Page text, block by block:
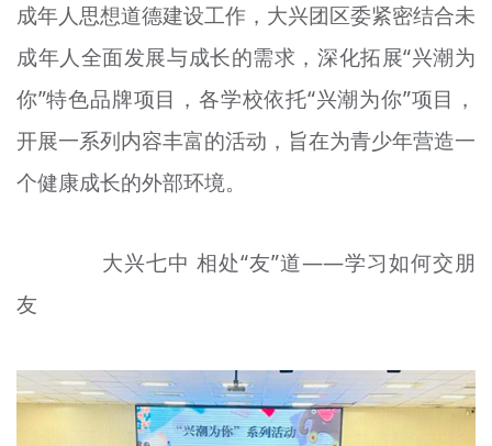
北京宣传文化引导基金
宣传思想文化人才
专题
资料库
成年人思想道德建设工作，大兴团区委紧密结合未
成年人全面发展与成长的需求，深化拓展“兴潮为
你”特色品牌项目，各学校依托“兴潮为你”项目，
开展一系列内容丰富的活动，旨在为青少年营造一
个健康成长的外部环境。
大兴七中 相处“友”道——学习如何交朋
友